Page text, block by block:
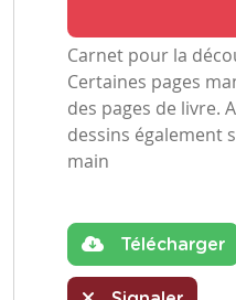
Carnet pour la
Certaines pages
des pages de livre.
dessins également
main
Télécharger